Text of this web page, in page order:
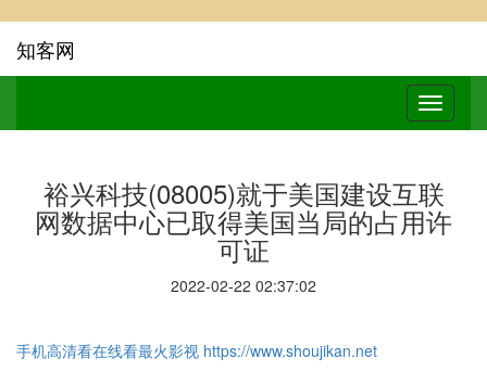
知客网
裕兴科技(08005)就于美国建设互联
网数据中心已取得美国当局的占用许
可证
2022-02-22 02:37:02
手机高清看在线看最火影视 https://www.shoujikan.net